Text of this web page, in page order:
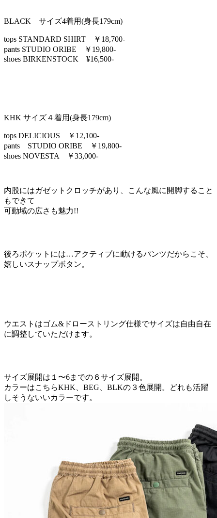
BLACK サイズ4着用(身長179cm)
tops STANDARD SHIRT ￥18,700-
pants STUDIO ORIBE ￥19,800-
shoes BIRKENSTOCK ¥16,500-
KHK サイズ４着用(身長179cm)
tops DELICIOUS ￥12,100-
pants STUDIO ORIBE ￥19,800-
shoes NOVESTA ￥33,000-
内股にはガゼットクロッチがあり、こんな風に開脚すること
もできて
可動域の広さも魅力!!
後ろポケットには…アクティブに動けるパンツだからこそ、
嬉しいスナップボタン。
ウエストはゴム&ドローストリング仕様でサイズは自由自在
に調整していただけます。
サイズ展開は１〜6までの６サイズ展開。
カラーはこちらKHK、BEG、BLKの３色展開。どれも活躍
しそうないいカラーです。